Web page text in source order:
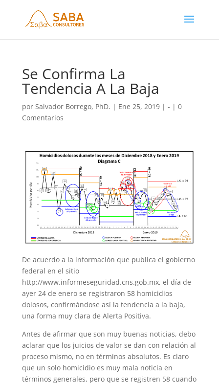
Se Confirma La
Tendencia A La Baja
por Salvador Borrego, PhD. | Ene 25, 2019| - | 0
Comentarios
De acuerdo a la información que publica el gobierno
federal en el sitio
http://www.informeseguridad.cns.gob.mx, el día de
ayer 24 de enero se registraron 58 homicidios
dolosos, confirmándose así la tendencia a la baja,
una forma muy clara de Alerta Positiva.
Antes de afirmar que son muy buenas noticias, debo
aclarar que los juicios de valor se dan con relación al
proceso mismo, no en términos absolutos. Es claro
que un solo homicidio es muy mala noticia en
términos generales, pero que se registren 58 cuando